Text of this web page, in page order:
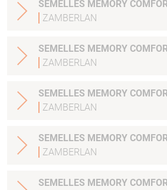
SEMELLES MEMORY
ZAMBERLAN
SEMELLES MEMORY
ZAMBERLAN
SEMELLES MEMORY
ZAMBERLAN
SEMELLES MEMORY
ZAMBERLAN
SEMELLES MEMORY